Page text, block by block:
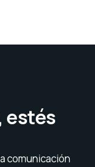
estés
comunicación